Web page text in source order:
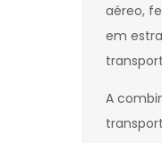
aéreo,
em
A